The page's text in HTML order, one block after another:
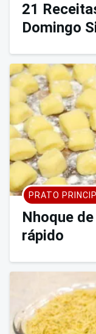
21
Domingo
PRATO
Nhoque
rápido